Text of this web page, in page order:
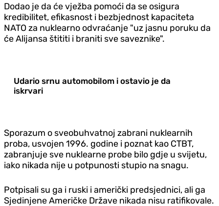
Dodao je da će vježba pomoći da se osigura
kredibilitet, efikasnost i bezbjednost kapaciteta
NATO za nuklearno odvraćanje "uz jasnu poruku da
će Alijansa štititi i braniti sve saveznike".
Udario srnu automobilom i ostavio je da
iskrvari
Sporazum o sveobuhvatnoj zabrani nuklearnih
proba, usvojen 1996. godine i poznat kao CTBT,
zabranjuje sve nuklearne probe bilo gdje u svijetu,
iako nikada nije u potpunosti stupio na snagu.
Potpisali su ga i ruski i američki predsjednici, ali ga
Sjedinjene Američke Države nikada nisu ratifikovale.